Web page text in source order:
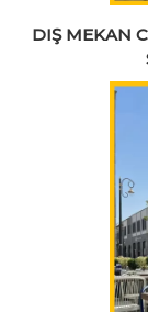
DIŞ MEKAN